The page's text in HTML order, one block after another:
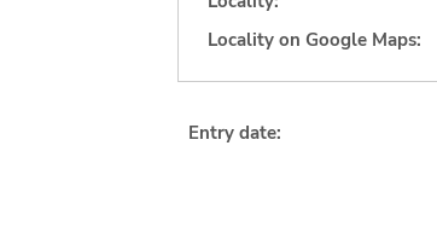
Locality on Google Maps:
Entry date: